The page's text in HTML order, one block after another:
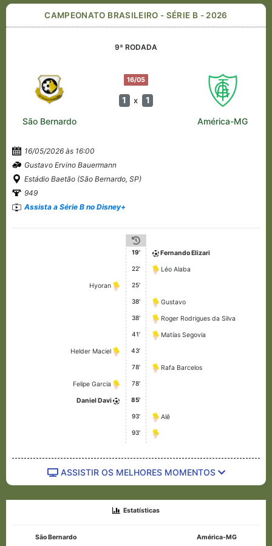
CAMPEONATO BRASILEIRO - SÉRIE B - 2026
9ª RODADA
16/05
1 x 1
São Bernardo América-MG
16/05/2026 às 16:00
Gustavo Ervino Bauermann
Estádio Baetão (São Bernardo, SP)
949
Assista a Série B no Disney+
19' Fernando Elizari
22' Léo Alaba
Hyoran 25'
38' Gustavo
38' Roger Rodrigues da Silva
41' Matías Segovia
Helder Maciel 43'
78' Rafa Barcelos
Felipe Garcia 78'
Daniel Davi 85'
93' Alê
93'
ASSISTIR OS MELHORES MOMENTOS
Estatísticas
São Bernardo América-MG